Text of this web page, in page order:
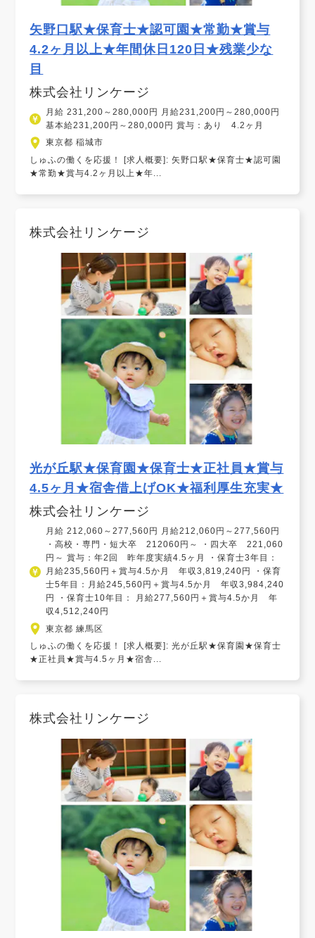
矢野口駅★保育士★認可園★常勤★賞与
4.2ヶ月以上★年間休日120日★残業少な
目
株式会社リンケージ
月給 231,200～280,000円 月給231,200円～280,000円
基本給231,200円～280,000円 賞与：あり 4.2ヶ月
東京都 稲城市
しゅふの働くを応援！ [求人概要]: 矢野口駅★保育士★認可園
★常勤★賞与4.2ヶ月以上★年...
株式会社リンケージ
光が丘駅★保育園★保育士★正社員★賞与
4.5ヶ月★宿舎借上げOK★福利厚生充実★
株式会社リンケージ
月給 212,060～277,560円 月給212,060円～277,560円
・高校・専門・短大卒 212060円～ ・四大卒 221,060
円～ 賞与：年2回 昨年度実績4.5ヶ月 ・保育士3年目：
月給235,560円＋賞与4.5か月 年収3,819,240円 ・保育
士5年目：月給245,560円＋賞与4.5か月 年収3,984,240
円 ・保育士10年目： 月給277,560円＋賞与4.5か月 年
収4,512,240円
東京都 練馬区
しゅふの働くを応援！ [求人概要]: 光が丘駅★保育園★保育士
★正社員★賞与4.5ヶ月★宿舎...
株式会社リンケージ